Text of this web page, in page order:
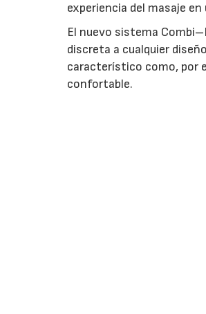
experiencia del masaje
El nuevo sistema
discreta a cualquier
característico como, por
confortable.